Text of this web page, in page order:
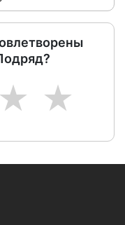
5
4